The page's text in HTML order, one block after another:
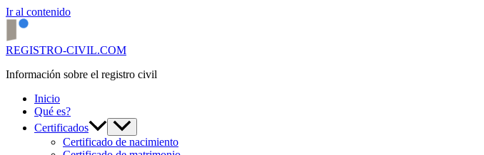
Ir al contenido
REGISTRO-CIVIL.COM
Información sobre el registro civil
Inicio
Qué es?
Certificados
Certificado de nacimiento